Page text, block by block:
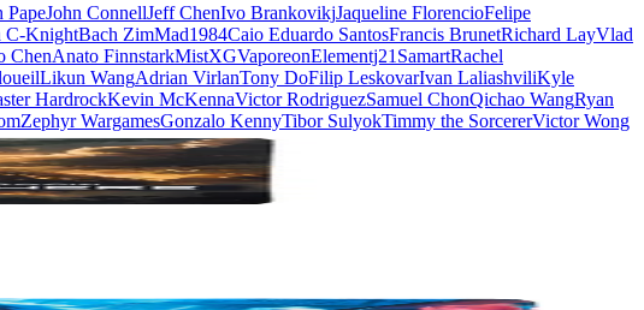
PapeJohn ConnellJeff ChenIvo BrankovikjJaqueline FlorencioFelipe
C-KnightBach ZimMad1984Caio Eduardo SantosFrancis BrunetRichard LayVlad
ChenAnato FinnstarkMistXGVaporeonElementj21 SamartRachel
Likun WangAdrian VirlanTony DoFilip LeskovarIvan LaliashviliKyle
HardrockKevin McKennaVictor RodriguezSamuel ChonQichao WangRyan
Zephyr WargamesGonzalo KennyTibor SulyokTimmy the SorcererVictor Wong